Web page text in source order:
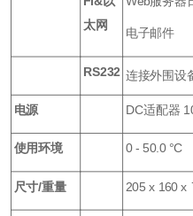
太网
电子邮件
RS232 连接外围设
电源 DC适配器
使用环境 0 - 50.0 °C
尺寸/重量 205 x 160 x